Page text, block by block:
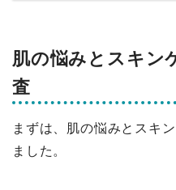
肌の悩みとスキン
査
まずは、肌の悩みとスキ
ました。